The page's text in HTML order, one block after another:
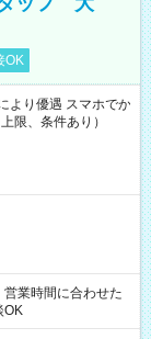
OK
り優遇 スマホでか
限、条件あり）
OK